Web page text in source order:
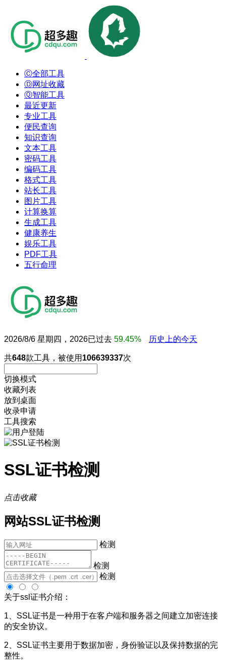
Ⓒ全部工具
Ⓓ网址收藏
Ⓠ智能工具
最近更新
专业工具
便民查询
知识查询
文本工具
密码工具
编码工具
格式工具
站长工具
图片工具
计算换算
生成工具
健康养生
娱乐工具
PDF工具
五行命理
2026/8/6 星期四，2026已过去 59.45% 历史上的今天
共648款工具，被使用 106639337次
切换模式
收藏列表
放到桌面
收录申请
工具搜索
SSL证书检测
点击收藏
网站SSL证书检测
检测
检测
检测
关于ssl证书介绍：
1、SSL证书是一种用于在客户端和服务器之间建立加密连接
的安全协议。
2、SSL证书主要用于数据加密，身份验证以及保持数据的完
整性。